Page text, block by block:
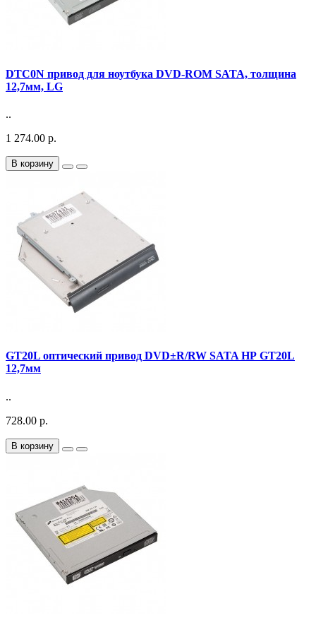
DTC0N привод для ноутбука DVD-ROM SATA, толщина
12,7мм, LG
..
1 274.00 р.
В корзину
GT20L оптический привод DVD±R/RW SATA НР GT20L
12,7мм
..
728.00 р.
В корзину